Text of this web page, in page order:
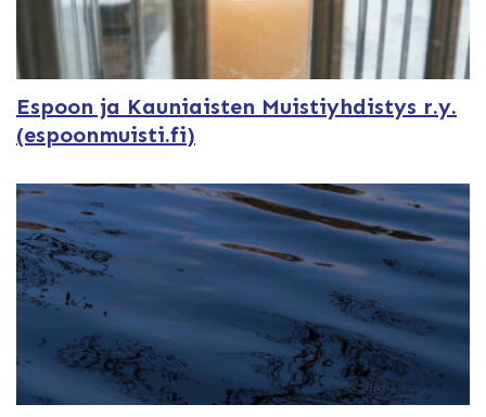
Espoon ja Kauniaisten Muistiyhdistys r.y.
(espoonmuisti.fi)